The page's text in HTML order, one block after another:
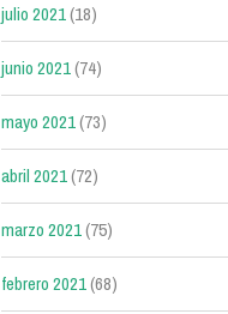
julio 2021(18)
junio 2021(74)
mayo 2021(73)
abril 2021(72)
marzo 2021(75)
febrero 2021(68)